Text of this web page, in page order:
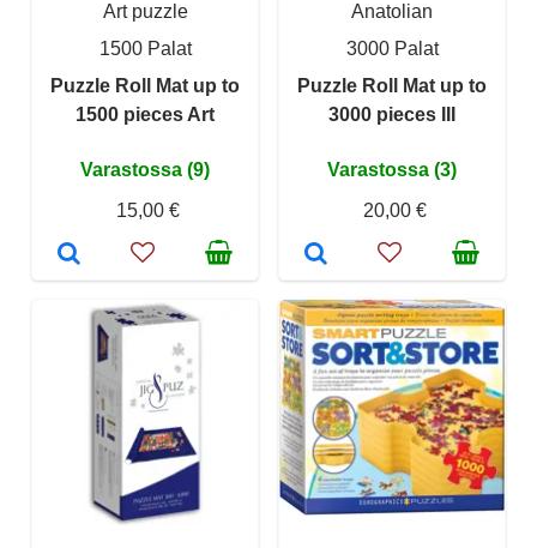
Art puzzle
1500 Palat
Puzzle Roll Mat up to
1500 pieces Art
Varastossa (9)
15,00 €
Anatolian
3000 Palat
Puzzle Roll Mat up to
3000 pieces III
Varastossa (3)
20,00 €